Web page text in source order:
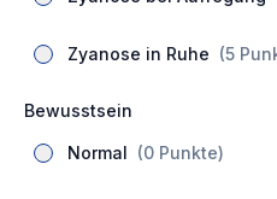
Zyanose in Ruhe (5
Bewusstsein
Normal (0 Punkte)